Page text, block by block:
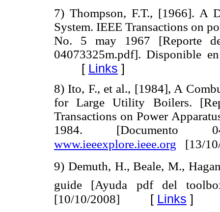
7) Thompson, F.T., [1966]. A
System. IEEE Transactions on
No. 5 may 1967 [Reporte
04073325m.pdf]. Disponible
[ Links ]
8) Ito, F., et al., [1984], A
for Large Utility Boilers.
Transactions on Power
1984. [Documento
www.ieeexplore.ieee.org [13/
9) Demuth, H., Beale, M.,
guide [Ayuda pdf del
[10/10/2008]
[ Links ]